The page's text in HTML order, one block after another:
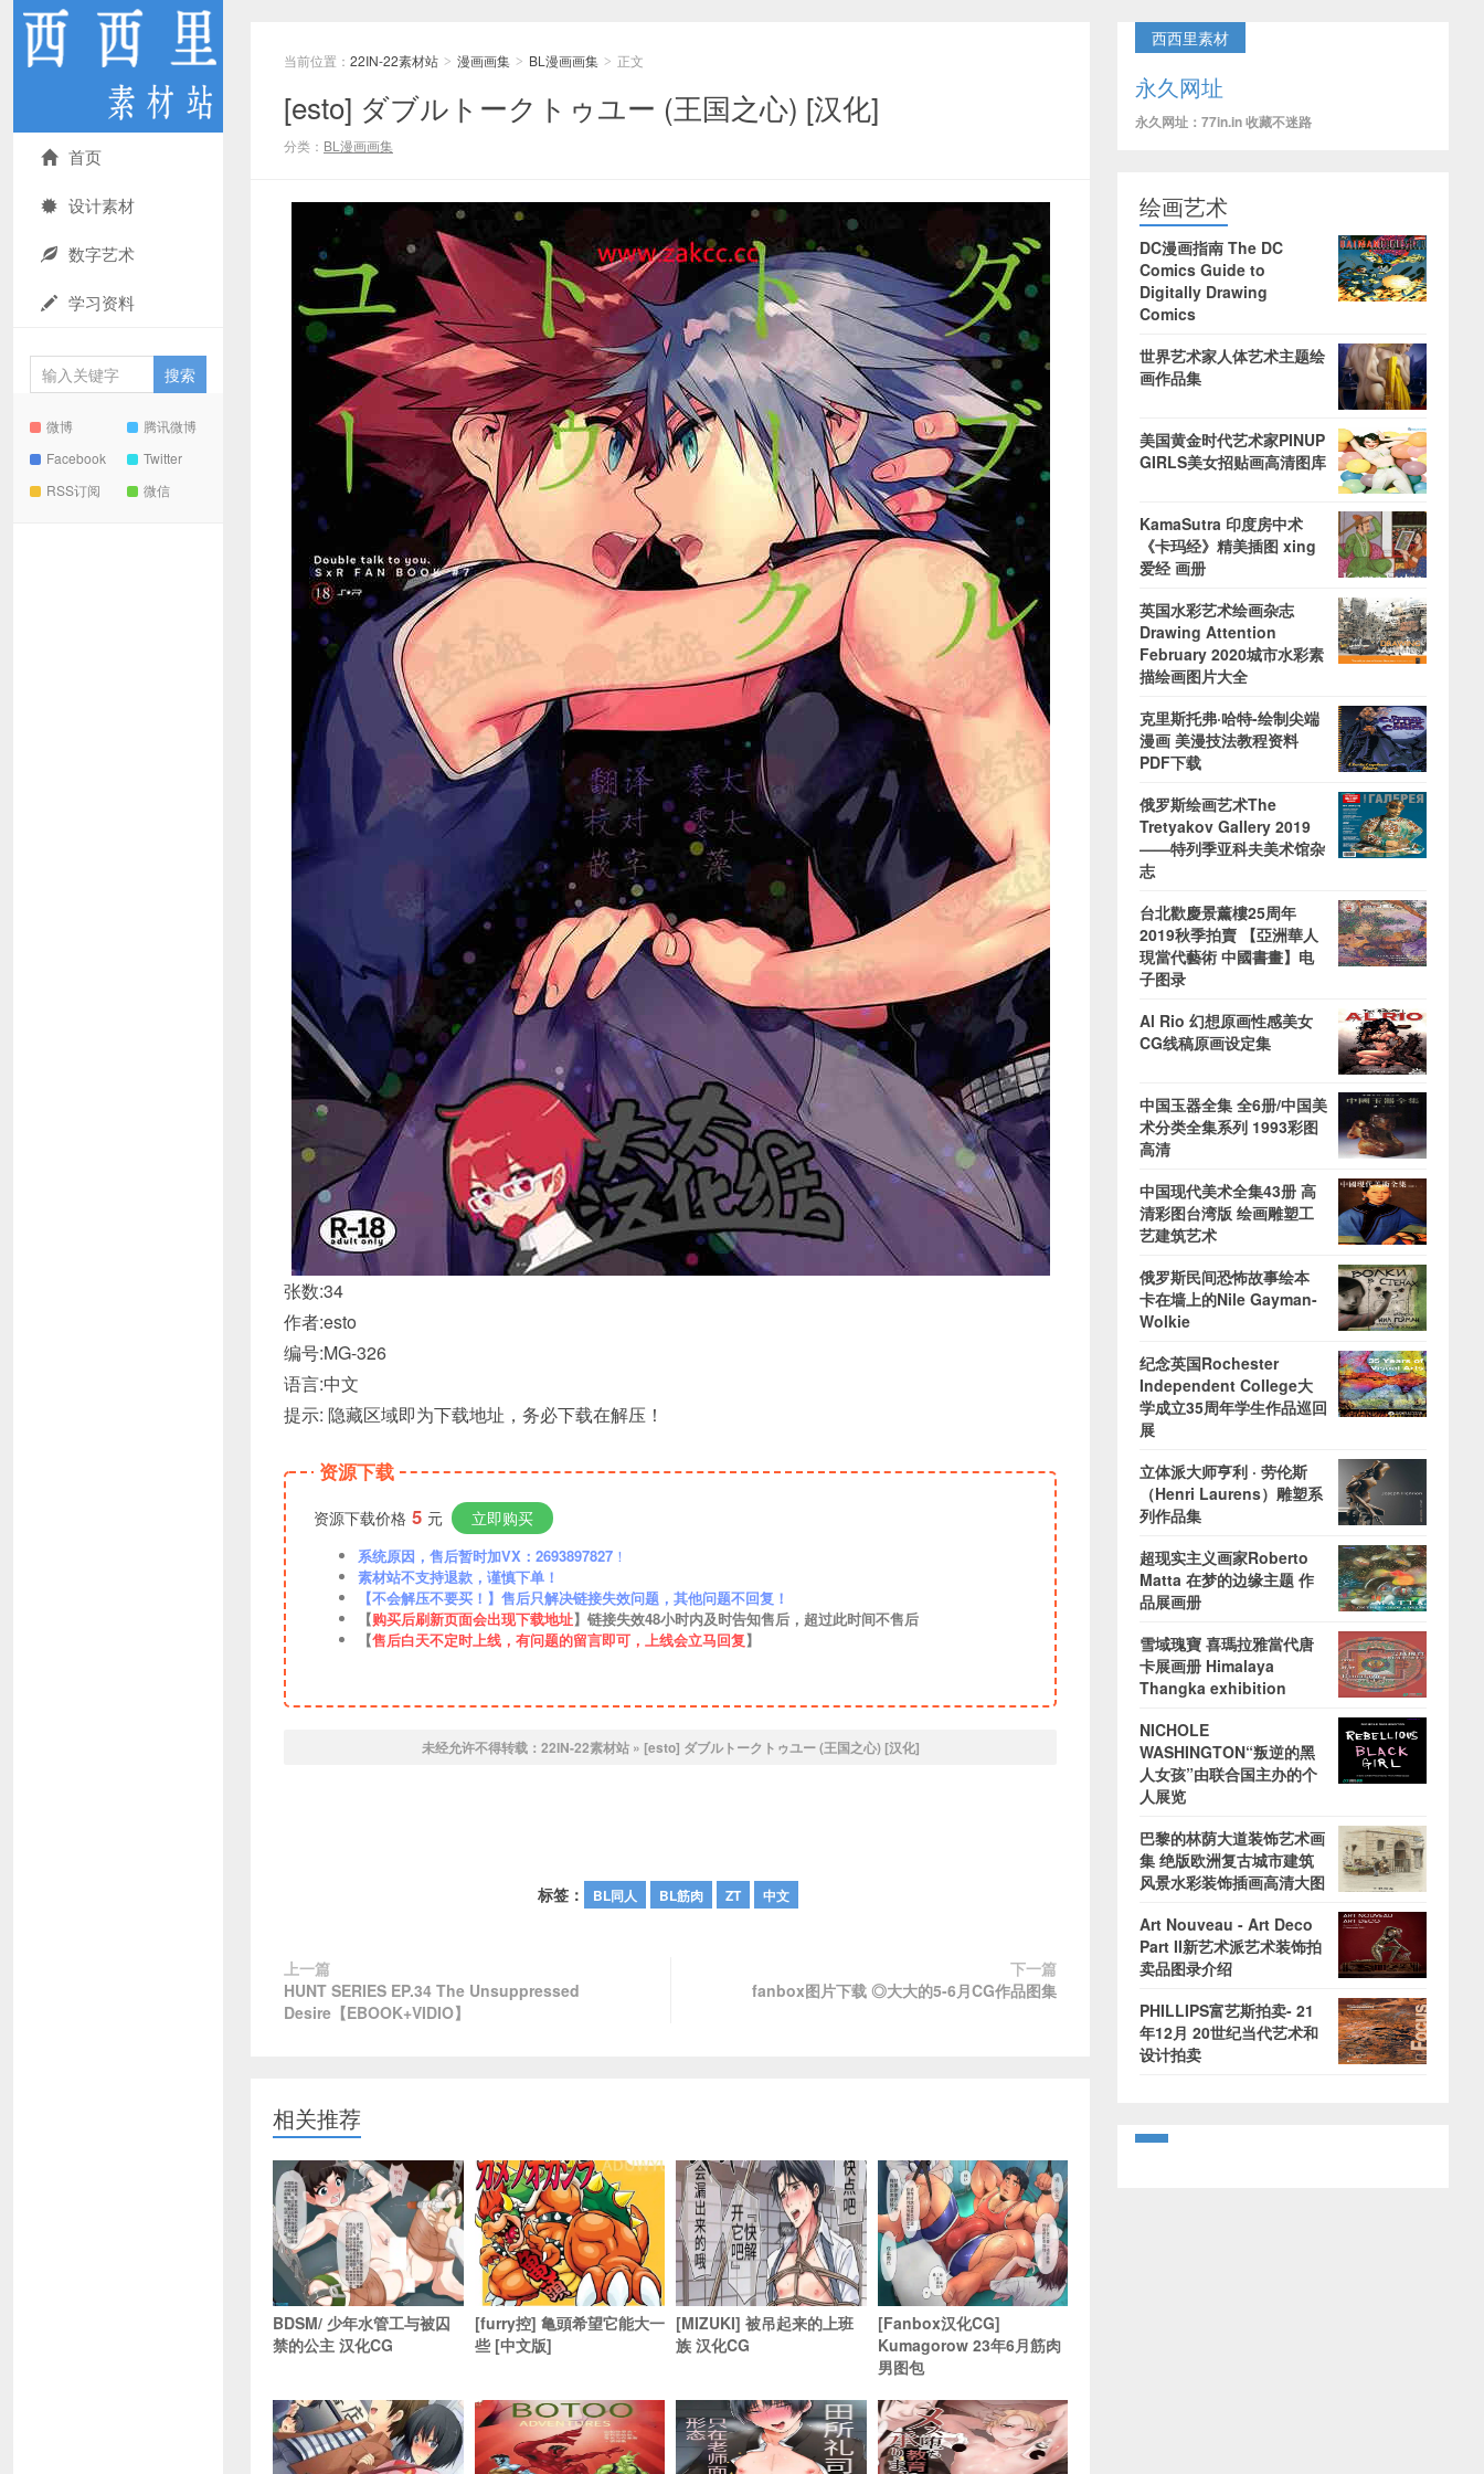
首页
设计素材
数字艺术
学习资料
微博
腾讯微博
Facebook
Twitter
RSS订阅
微信
当前位置： 22IN-22素材站 > 漫画画集 > BL漫画画集 > 正文
[esto] ダブルトークトゥユー (王国之心) [汉化]
分类： BL漫画画集
张数:34
作者:esto
编号:MG-326
语言:中文
提示: 隐藏区域即为下载地址，务必下载在解压！
资源下载
资源下载价格 5 元 立即购买
系统原因，售后暂时加VX：2693897827 ！
素材站不支持退款，谨慎下单！
【不会解压不要买！】售后只解决链接失效问题，其他问题不回复！
【购买后刷新页面会出现下载地址】链接失效48小时内及时告知售后，超过此时间不售后
【售后白天不定时上线，有问题的留言即可，上线会立马回复】
未经允许不得转载： 22IN-22素材站» [esto] ダブルトークトゥユー (王国之心) [汉化]
标签： BL同人 BL筋肉 ZT 中文
上一篇
HUNT SERIES EP.34 The Unsuppressed
Desire【EBOOK+VIDIO】
下一篇
fanbox图片下载 ◎大大的5-6月CG作品图集
相关推荐
BDSM/ 少年水管工与被囚
禁的公主 汉化CG
[furry控] 亀頭希望它能大一
些 [中文版]
[MIZUKI] 被吊起来的上班
族 汉化CG
[Fanbox汉化CG]
Kumagorow 23年6月筋肉
男图包
西西里素材
永久网址
永久网址：77in.in 收藏不迷路
绘画艺术
DC漫画指南 The DC
Comics Guide to
Digitally Drawing
Comics
世界艺术家人体艺术主题绘
画作品集
美国黄金时代艺术家PINUP
GIRLS美女招贴画高清图库
KamaSutra 印度房中术
《卡玛经》精美插图 xing
爱经 画册
英国水彩艺术绘画杂志
Drawing Attention
February 2020城市水彩素
描绘画图片大全
克里斯托弗·哈特-绘制尖端
漫画 美漫技法教程资料
PDF下载
俄罗斯绘画艺术The
Tretyakov Gallery 2019
——特列季亚科夫美术馆杂
志
台北歡慶景薰樓25周年
2019秋季拍賣 【亞洲華人
現當代藝術 中國書畫】电
子图录
Al Rio 幻想原画性感美女
CG线稿原画设定集
中国玉器全集 全6册/中国美
术分类全集系列 1993彩图
高清
中国现代美术全集43册 高
清彩图台湾版 绘画雕塑工
艺建筑艺术
俄罗斯民间恐怖故事绘本
卡在墙上的Nile Gayman-
Wolkie
纪念英国Rochester
Independent College大
学成立35周年学生作品巡回
展
立体派大师亨利 · 劳伦斯
（Henri Laurens）雕塑系
列作品集
超现实主义画家Roberto
Matta 在梦的边缘主题 作
品展画册
雪域瑰寶 喜瑪拉雅當代唐
卡展画册 Himalaya
Thangka exhibition
NICHOLE
WASHINGTON“叛逆的黑
人女孩”由联合国主办的个
人展览
巴黎的林荫大道装饰艺术画
集 绝版欧洲复古城市建筑
风景水彩装饰插画高清大图
Art Nouveau - Art Deco
Part II新艺术派艺术装饰拍
卖品图录介绍
PHILLIPS富艺斯拍卖- 21
年12月 20世纪当代艺术和
设计拍卖